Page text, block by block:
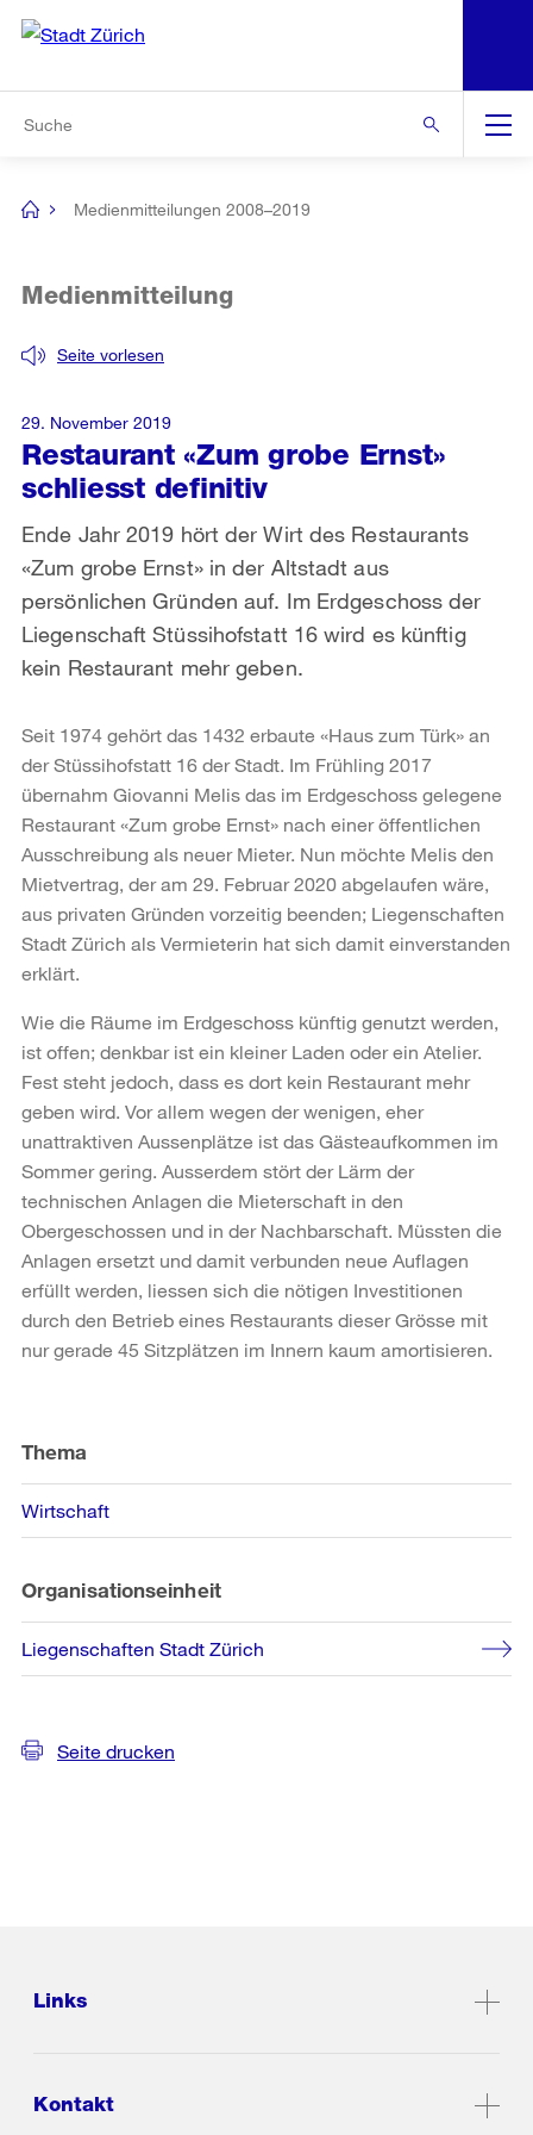
Navigation
[no
Medienmitteilungen 2008–2019
Restaurant «Zum grobe Ernst»
schliesst definitiv
Seite vorlesen
Medienmitteilung
Ende Jahr 2019 hört der Wirt des Restaurants
«Zum grobe Ernst» in der Altstadt aus
persönlichen Gründen auf. Im Erdgeschoss der
Liegenschaft Stüssihofstatt 16 wird es künftig
kein Restaurant mehr geben.
29. November 2019
Seit 1974 gehört das 1432 erbaute «Haus zum Türk» an
der Stüssihofstatt 16 der Stadt. Im Frühling 2017
übernahm Giovanni Melis das im Erdgeschoss gelegene
Restaurant «Zum grobe Ernst» nach einer öffentlichen
Ausschreibung als neuer Mieter. Nun möchte Melis den
Mietvertrag, der am 29. Februar 2020 abgelaufen wäre,
aus privaten Gründen vorzeitig beenden; Liegenschaften
Stadt Zürich als Vermieterin hat sich damit einverstanden
erklärt.
Wie die Räume im Erdgeschoss künftig genutzt werden,
ist offen; denkbar ist ein kleiner Laden oder ein Atelier.
Fest steht jedoch, dass es dort kein Restaurant mehr
geben wird. Vor allem wegen der wenigen, eher
unattraktiven Aussenplätze ist das Gästeaufkommen im
Sommer gering. Ausserdem stört der Lärm der
technischen Anlagen die Mieterschaft in den
Obergeschossen und in der Nachbarschaft. Müssten die
Anlagen ersetzt und damit verbunden neue Auflagen
erfüllt werden, liessen sich die nötigen Investitionen
durch den Betrieb eines Restaurants dieser Grösse mit
nur gerade 45 Sitzplätzen im Innern kaum amortisieren.
Informationen
Thema
Wirtschaft
Organisationseinheit
Liegenschaften Stadt Zürich
Seite drucken
Links
Kontakt